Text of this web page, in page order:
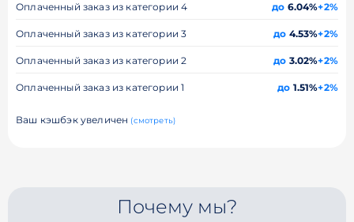
Оплаченный заказ из категории 4 до 6.04%+2%
Оплаченный заказ из категории 3 до 4.53%+2%
Оплаченный заказ из категории 2 до 3.02%+2%
Оплаченный заказ из категории 1 до 1.51%+2%
Ваш кэшбэк увеличен (смотреть)
Почему мы?